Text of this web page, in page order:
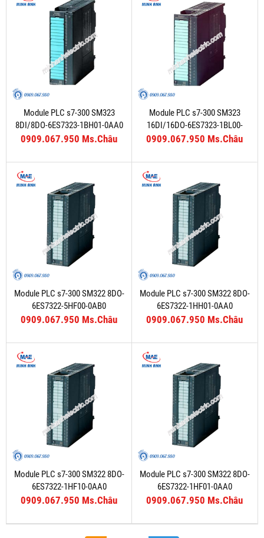
Module PLC s7-300 SM323
8DI/8DO-6ES7323-1BH01-0AA0
0909.067.950 Ms.Châu
Module PLC s7-300 SM323
16DI/16DO-6ES7323-1BL00-
0AA0
0909.067.950 Ms.Châu
Module PLC s7-300 SM322 8DO-
6ES7322-5HF00-0AB0
0909.067.950 Ms.Châu
Module PLC s7-300 SM322 8DO-
6ES7322-1HH01-0AA0
0909.067.950 Ms.Châu
Module PLC s7-300 SM322 8DO-
6ES7322-1HF10-0AA0
0909.067.950 Ms.Châu
Module PLC s7-300 SM322 8DO-
6ES7322-1HF01-0AA0
0909.067.950 Ms.Châu